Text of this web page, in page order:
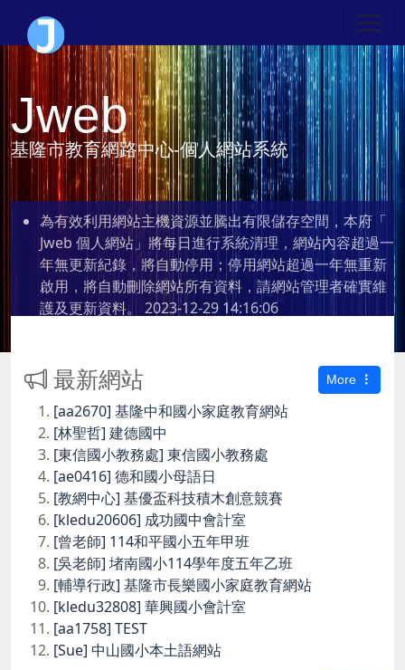
Jweb
基隆市教育網路中心-個人網站系統
為有效利用網站主機資源並騰出有限儲存空間，本府「
Jweb 個人網站」將每日進行系統清理，網站內容超過一
年無更新紀錄，將自動停用；停用網站超過一年無重新
啟用，將自動刪除網站所有資料，請網站管理者確實維
護及更新資料。 2023-12-29 14:16:06
最新網站 More
[aa2670] 基隆中和國小家庭教育網站
[林聖哲] 建德國中
[東信國小教務處] 東信國小教務處
[ae0416] 德和國小母語日
[教網中心] 基優盃科技積木創意競賽
[kledu20606] 成功國中會計室
[曾老師] 114和平國小五年甲班
[吳老師] 堵南國小114學年度五年乙班
[輔導行政] 基隆市長樂國小家庭教育網站
[kledu32808] 華興國小會計室
[aa1758] TEST
[Sue] 中山國小本土語網站